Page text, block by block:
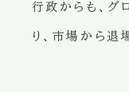
行政からも、グ
り、市場から退